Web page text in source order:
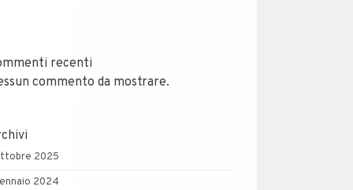
recenti
commento da mostrare.
2025
2024